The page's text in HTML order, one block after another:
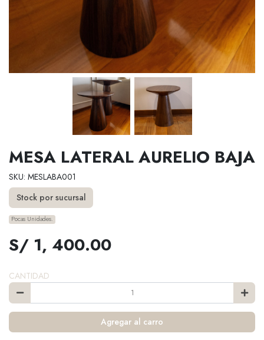
MESA LATERAL AURELIO BAJA
SKU: MESLABA001
Stock por sucursal
Pocas Unidades.
S/ 1, 400.00
CANTIDAD
Agregar al carro